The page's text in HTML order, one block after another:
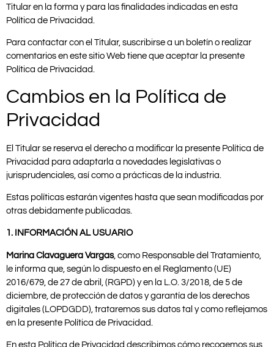
Titular en la forma y para las finalidades indicadas en esta
Política de Privacidad.
Para contactar con el Titular, suscribirse a un boletín o realizar
comentarios en este sitio Web tiene que aceptar la presente
Política de Privacidad.
Cambios en la Política de
Privacidad
El Titular se reserva el derecho a modificar la presente Política de
Privacidad para adaptarla a novedades legislativas o
jurisprudenciales, así como a prácticas de la industria.
Estas políticas estarán vigentes hasta que sean modificadas por
otras debidamente publicadas.
1. INFORMACIÓN AL USUARIO
Marina Clavaguera Vargas, como Responsable del Tratamiento,
le informa que, según lo dispuesto en el Reglamento (UE)
2016/679, de 27 de abril, (RGPD) y en la L.O. 3/2018, de 5 de
diciembre, de protección de datos y garantía de los derechos
digitales (LOPDGDD), trataremos sus datos tal y como reflejamos
en la presente Política de Privacidad.
En esta Política de Privacidad describimos cómo recogemos sus